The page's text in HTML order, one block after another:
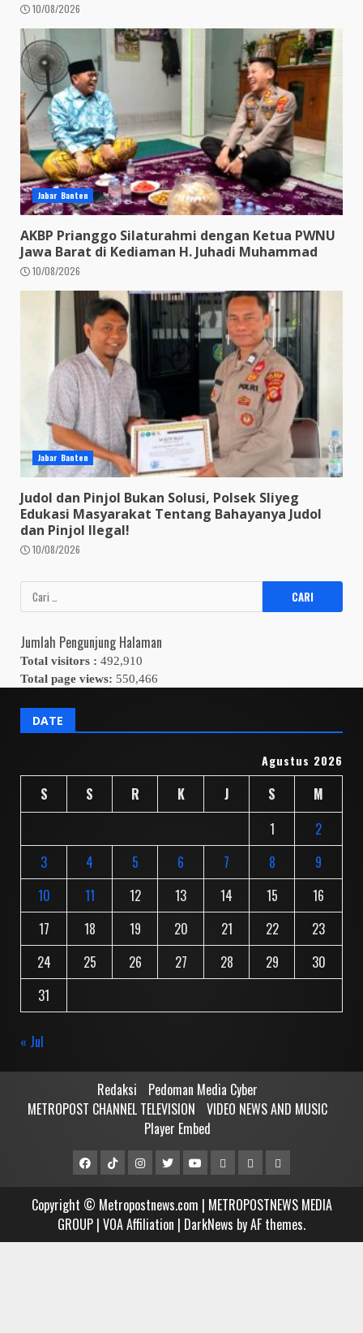
10/08/2026
Jabar Banten
AKBP Prianggo Silaturahmi dengan Ketua PWNU
Jawa Barat di Kediaman H. Juhadi Muhammad
10/08/2026
Jabar Banten
Judol dan Pinjol Bukan Solusi, Polsek Sliyeg
Edukasi Masyarakat Tentang Bahayanya Judol
dan Pinjol Ilegal!
10/08/2026
Cari
untuk:
Jumlah Pengunjung Halaman
Total visitors : 492,910
Total page views: 550,466
DATE
Agustus 2026
S S R K J S
M
1
2
3
4 5 6 7 8
9
10
11 12 13 14 15
16
17
18 19 20 21 22
23
24
25 26 27 28 29
30
31
« Jul
Redaksi
Pedoman Media Cyber
METROPOST CHANNEL TELEVISION
VIDEO NEWS AND MUSIC
Player Embed
FacebookTiktok
Metropostnews
Media
Group
Instagram
TwitterYoutubeMCTVVIDEO
NEWS
AND
MUSIC
Player
Embed
Copyright © Metropostnews.com | METROPOSTNEWS MEDIA
GROUP | VOA Affiliation | DarkNews by AF themes.